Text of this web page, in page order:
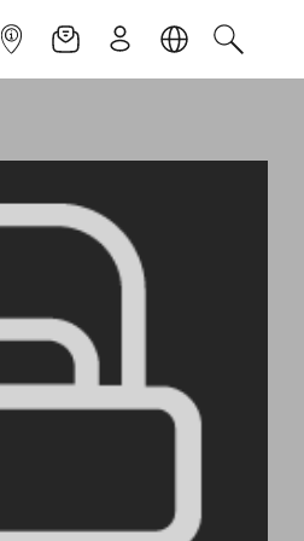
INFOPOINTNEWSLETTER
SIGN UPLANGUAGE
SEARCH